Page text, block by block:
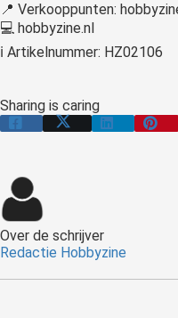
📍 Verkooppunten:
💻 hobbyzine.nl
ℹ Artikelnummer: HZ02106
Sharing is caring
Over de schrijver
Redactie Hobbyzine